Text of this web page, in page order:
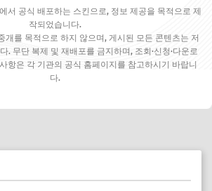
서 공식 배포하는 스킨으로, 정보 제공을 목적으로 제
작되었습니다.
개를 목적으로 하지 않으며, 게시된 모든 콘텐츠는 저
. 무단 복제 및 재배포를 금지하며, 조회·신청·다운로
항은 각 기관의 공식 홈페이지를 참고하시기 바랍니
다.